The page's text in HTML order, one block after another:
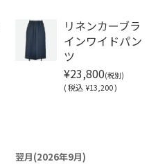
リネンカーブラ
インワイドパン
ツ
¥23,800(税別)
(税込 ¥13,200 )
翌月(2026年9月)